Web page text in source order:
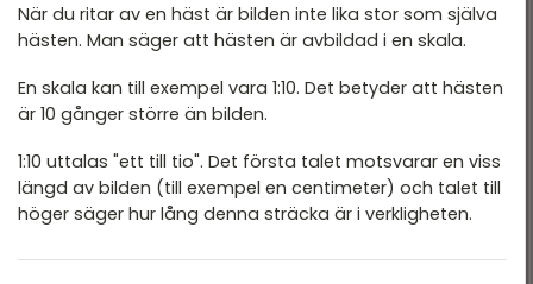
Kraftigast förminskning
Kraftigast förstoring
När du ritar av en häst är bilden inte lika stor som själva
hästen. Man säger att hästen är avbildad i en skala.
En skala kan till exempel vara 1:10. Det betyder att hästen
är 10 gånger större än bilden.
1:10 uttalas "ett till tio". Det första talet motsvarar en viss
längd av bilden (till exempel en centimeter) och talet till
höger säger hur lång denna sträcka är i verkligheten.
De fyra räknesätten
Enheter
Hjälpmedel
Statistik
Tid & datum
6
DIGITALA VERKTYG
MATTE PÅ LÄTT SV